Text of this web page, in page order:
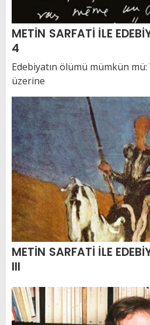
METİN SARFATİ İLE
4
Edebiyatın ölümü mümkün mü:
üzerine
METİN SARFATİ İLE
III